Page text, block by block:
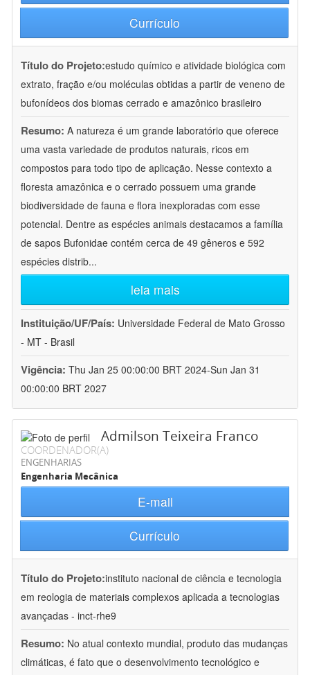
Currículo
Título do Projeto:estudo químico e atividade biológica com
extrato, fração e/ou moléculas obtidas a partir de veneno de
bufonídeos dos biomas cerrado e amazônico brasileiro
Resumo: A natureza é um grande laboratório que oferece
uma vasta variedade de produtos naturais, ricos em
compostos para todo tipo de aplicação. Nesse contexto a
floresta amazônica e o cerrado possuem uma grande
biodiversidade de fauna e flora inexploradas com esse
potencial. Dentre as espécies animais destacamos a família
de sapos Bufonidae contém cerca de 49 gêneros e 592
espécies distrib...
leia mais
Instituição/UF/País: Universidade Federal de Mato Grosso
- MT - Brasil
Vigência: Thu Jan 25 00:00:00 BRT 2024-Sun Jan 31
00:00:00 BRT 2027
Admilson Teixeira Franco
COORDENADOR(A)
ENGENHARIAS
Engenharia Mecânica
E-mail
Currículo
Título do Projeto:instituto nacional de ciência e tecnologia
em reologia de materiais complexos aplicada a tecnologias
avançadas - inct-rhe9
Resumo: No atual contexto mundial, produto das mudanças
climáticas, é fato que o desenvolvimento tecnológico e